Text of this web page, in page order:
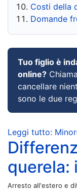
Costi della
Domande
Tuo figlio è
online? Chiama
cancellare
sono le due
Leggi tutto:
querela:
Arresto all'estero e